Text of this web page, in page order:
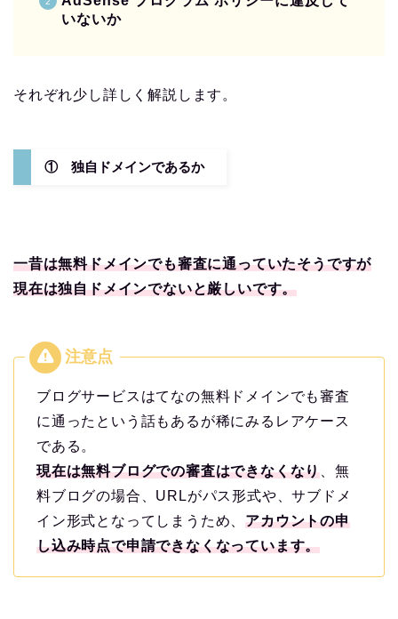
いないか
それぞれ少し詳しく解説します。
① 独自ドメインであるか
一昔は無料ドメインでも審査に通っていたそうですが
現在は独自ドメインでないと厳しいです。
ブログサービスはてなの無料ドメインでも審査
に通ったという話もあるが稀にみるレアケース
である。
現在は無料ブログでの審査はできなくなり 、無
料ブログの場合、URLがパス形式や、サブドメ
イン形式となってしまうため、アカウントの申
し込み時点で申請できなくなっています。